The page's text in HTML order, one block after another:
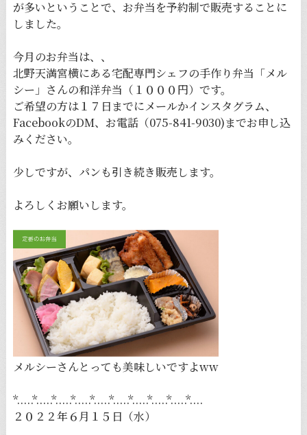
が多いということで、お弁当を予約制で販売することに
しました。
今月のお弁当は、、
北野天満宮横にある宅配専門シェフの手作り弁当「メル
シー」さんの和洋弁当（１０００円）です。
ご希望の方は１７日までにメールかインスタグラム、
FacebookのDM、お電話（075-841-9030)までお申し込
みください。
少しですが、パンも引き続き販売します。
よろしくお願いします。
メルシーさんとっても美味しいですよww
*.....*.....*.....*.....*.....*.....*.....*.....*.....*....
２０２２年６月１５日（水）